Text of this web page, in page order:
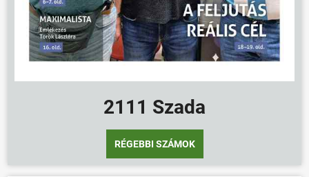
2111 Szada
RÉGEBBI SZÁMOK